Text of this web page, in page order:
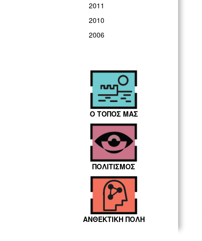
2011
2010
2006
Ο ΤΟΠΟΣ ΜΑΣ
ΠΟΛΙΤΙΣΜΟΣ
ΑΝΘΕΚΤΙΚΗ ΠΟΛΗ